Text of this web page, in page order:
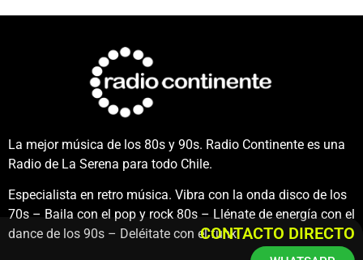
La mejor música de los 80s y 90s. Radio Continente es una
Radio de La Serena para todo Chile.
Especialista en retro música. Vibra con la onda disco de los
70s – Baila con el pop y rock 80s – Llénate de energía con el
dance de los 90s – Deléitate con el funk.CONTACTO DIRECTO